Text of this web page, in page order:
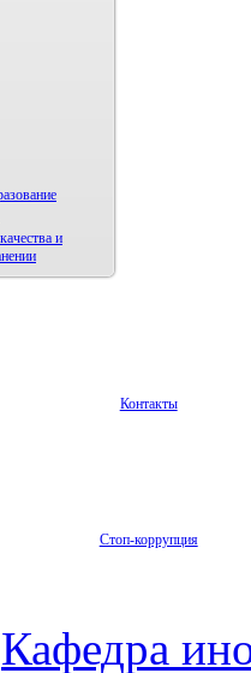
и
Контакты
Стоп-коррупция
Кафедра